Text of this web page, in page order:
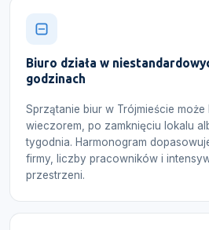
Biuro działa w
godzinach
Sprzątanie biur w Trójmieście
wieczorem, po zamknięciu lokalu
tygodnia. Harmonogram
firmy, liczby pracowników i
przestrzeni.